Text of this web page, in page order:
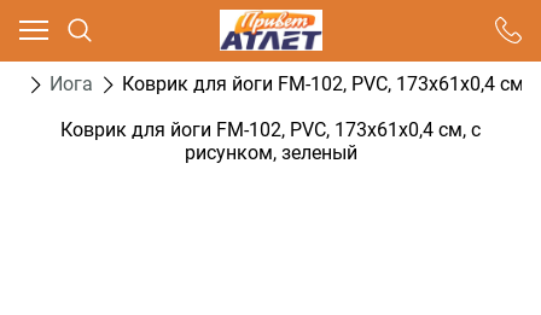
Йога
Коврик для йоги FM-102, PVC, 173x61x0,4 см,
Коврик для йоги FM-102, PVC, 173x61x0,4 см, с
рисунком, зеленый
Ваш город - Москва,
угадали?
ДА НЕТ